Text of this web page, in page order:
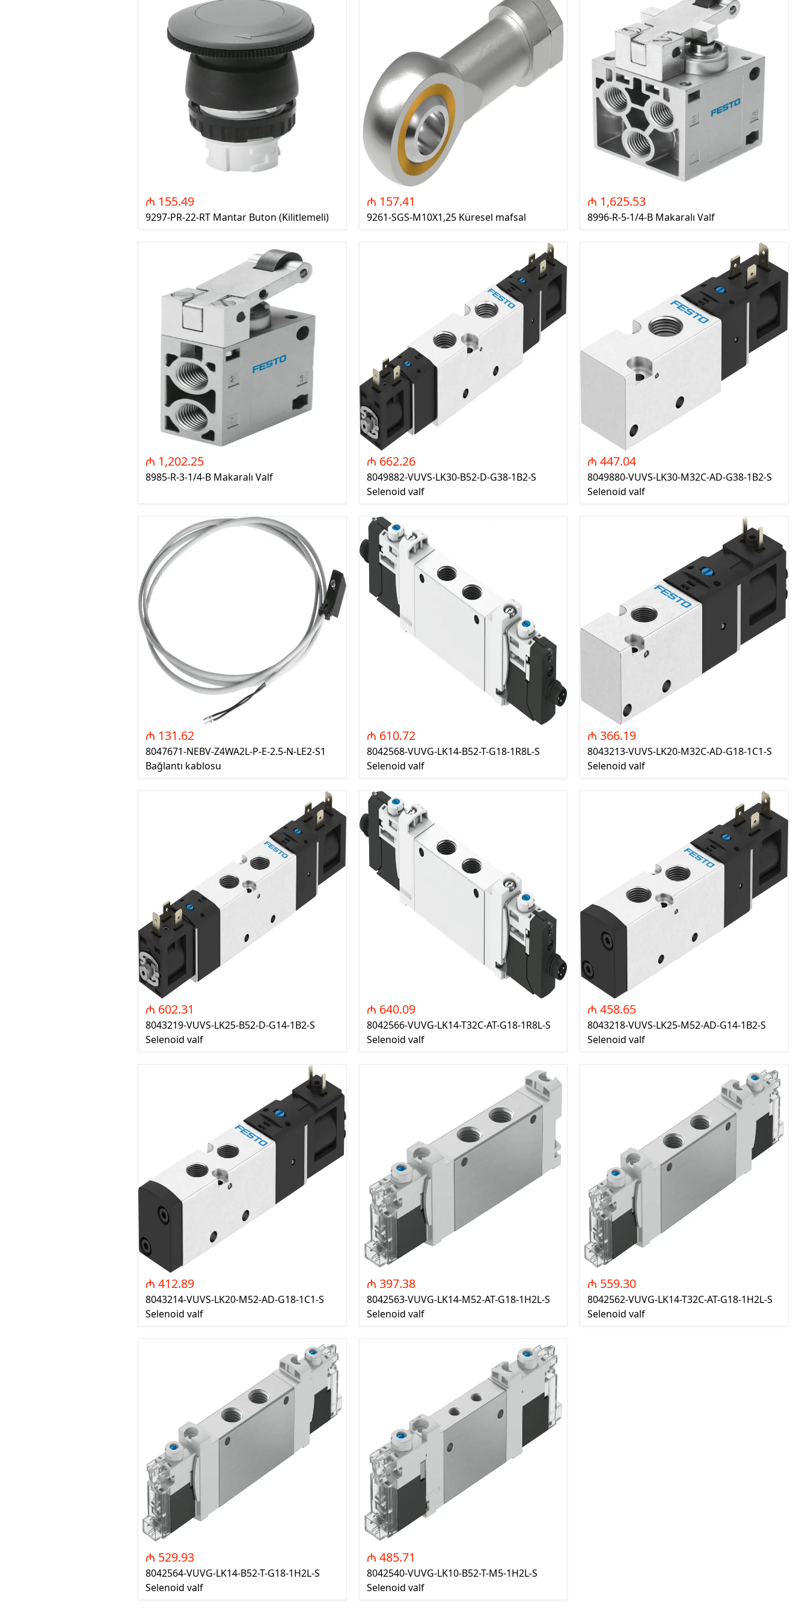
MPCB - Mühərrik Mühafizə
Elektrik Açarları (Motor
Protection Circuit Breakers)
SDC - Arıcı Açarlar (Switch
FUSE - Əriyən Qoruyucular
(FUSES)
MCCB - Kompakt Tip Elektrik
Açarları (Compact Type Circuit
protection and isolation
ACB - Hava Elektrik Açarları
(Air Circuit Breakers)
MDS - Mənbə Dəyişdirici
Sistemlər (Source -
Changeover Systems)
SMP - Smart panellər (Smart
Panels)
GNIS - Güc Nəzarət və İdarə
Sistemləri (Power Monitoring
and Management System)
GFK - Guc Faktorunun
Korreksiyası (Power Factor
Correction)
Power Capacitors)
relays)
RGKMI - Reaktiv Gücün
Korreksiya Maqnit İşəsalıcı
(Contactors for power factor
AM - Avtomatika Məhsulları
(Automation Products)
IKS-Izoləli Kabel Sonluqları
KK - Kabel Kanalları
MR - Montaj Rayları
AKS - Aksesuarlar
KLM - Klemniklər
ETK - Etiketləmə
MKB - Montaj Kabelləri
GKBL -Güc Kabelləri
SKBL - Siqnal Kabelləri
IOT- Ildırım ötürücülər və
torpaqlama məhsulları
(Lightning Cnductors and
Grounding Products)
Məhsulları (Medium Voltage
MREl - Mühafizə Releləri
BTK - Beton Köşklər
FTS - Foto Sensorlar
(Photoelectric Sensors)
LSW - Sərhəd mədudlaşdırıcı
açarlar (Limit Switches)
PRES - Təzyiq Sensorları
(Pressure Sensors)
DGV - Digər Vercilər (Other
Sensors)
ELK - Elektronika
TRN - Tranzistorlar
MKN - Mikro kontroller
DYD - Diodlar
TUT - Kondensatorlar
OPT - Opto Elektronika
DELK - Digər elektronika
Məsulları
PCB - PCB Klemniklər
GEL - Guc Elektronikasi
₼ 155.49
9297-PR-22-RT Mantar Buton (Kilitlemeli)
₼ 157.41
9261-SGS-M10X1,25 Küresel mafsal
₼ 1,625.53
8996-R-5-1/4-B Makaralı Valf
₼ 1,202.25
8985-R-3-1/4-B Makaralı Valf
₼ 662.26
8049882-VUVS-LK30-B52-D-G38-1B2-S
Selenoid valf
₼ 447.04
8049880-VUVS-LK30-M32C-AD-G38-1B2-S
Selenoid valf
₼ 131.62
8047671-NEBV-Z4WA2L-P-E-2.5-N-LE2-S1
Bağlantı kablosu
₼ 610.72
8042568-VUVG-LK14-B52-T-G18-1R8L-S
Selenoid valf
₼ 366.19
8043213-VUVS-LK20-M32C-AD-G18-1C1-S
Selenoid valf
₼ 602.31
8043219-VUVS-LK25-B52-D-G14-1B2-S
Selenoid valf
₼ 640.09
8042566-VUVG-LK14-T32C-AT-G18-1R8L-S
Selenoid valf
₼ 458.65
8043218-VUVS-LK25-M52-AD-G14-1B2-S
Selenoid valf
₼ 412.89
8043214-VUVS-LK20-M52-AD-G18-1C1-S
Selenoid valf
₼ 397.38
8042563-VUVG-LK14-M52-AT-G18-1H2L-S
Selenoid valf
₼ 559.30
8042562-VUVG-LK14-T32C-AT-G18-1H2L-S
Selenoid valf
₼ 529.93
8042564-VUVG-LK14-B52-T-G18-1H2L-S
Selenoid valf
₼ 485.71
8042540-VUVG-LK10-B52-T-M5-1H2L-S
Selenoid valf